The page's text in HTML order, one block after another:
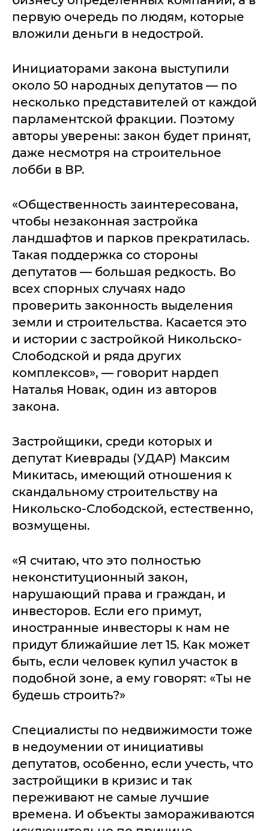
первую очередь по людям, которые
вложили деньги в недострой.
Инициаторами закона выступили
около 50 народных депутатов — по
несколько представителей от каждой
парламентской фракции. Поэтому
авторы уверены: закон будет принят,
даже несмотря на строительное
лобби в ВР.
«Общественность заинтересована,
чтобы незаконная застройка
ландшафтов и парков прекратилась.
Такая поддержка со стороны
депутатов — большая редкость. Во
всех спорных случаях надо
проверить законность выделения
земли и строительства. Касается это
и истории с застройкой Никольско-
Слободской и ряда других
комплексов», — говорит нардеп
Наталья Новак, один из авторов
закона.
Застройщики, среди которых и
депутат Киеврады (УДАР) Максим
Микитась, имеющий отношения к
скандальному строительству на
Никольско-Слободской, естественно,
возмущены.
«Я считаю, что это полностью
неконституционный закон,
нарушающий права и граждан, и
инвесторов. Если его примут,
иностранные инвесторы к нам не
придут ближайшие лет 15. Как может
быть, если человек купил участок в
подобной зоне, а ему говорят: «Ты не
будешь строить?»
Специалисты по недвижимости тоже
в недоумении от инициативы
депутатов, особенно, если учесть, что
застройщики в кризис и так
переживают не самые лучшие
времена. И объекты замораживаются